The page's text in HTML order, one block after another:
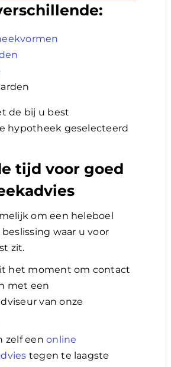
de bij u best
hypotheek geselecteerd
tijd voor goed
om een heleboel
waar u voor
zit.
het moment om contact
met een
van onze
zelf eenonline
tegen te laagste